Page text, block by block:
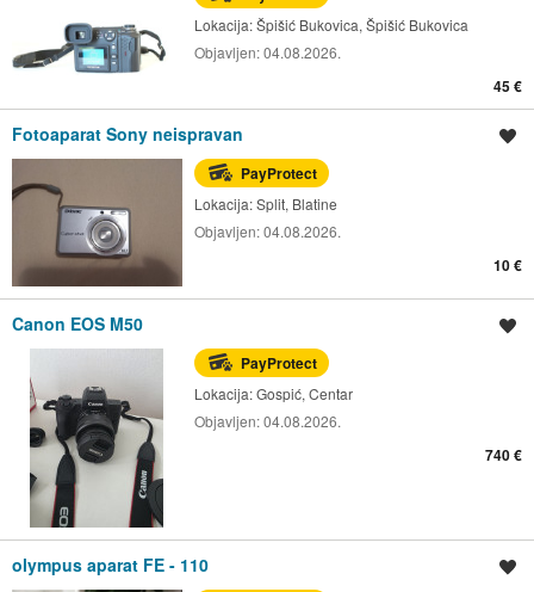
Lokacija:Špišić Bukovica, Špišić Bukovica
Objavljen:04.08.2026.
45 €
Fotoaparat Sony neispravan
PayProtect
Lokacija:Split, Blatine
Objavljen:04.08.2026.
10 €
Canon EOS M50
PayProtect
Lokacija:Gospić, Centar
Objavljen:04.08.2026.
740 €
olympus aparat FE - 110